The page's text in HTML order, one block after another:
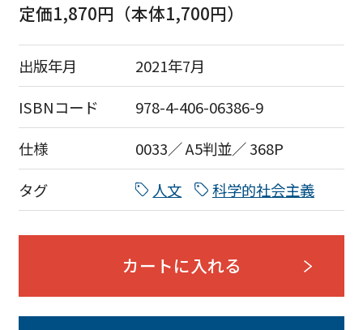
定価1,870円（本体1,700円）
出版年月
2021年7月
ISBNコード
978-4-406-06386-9
仕様
0033／ A5判並／ 368P
タグ
人文 科学的社会主義
カートに入れる